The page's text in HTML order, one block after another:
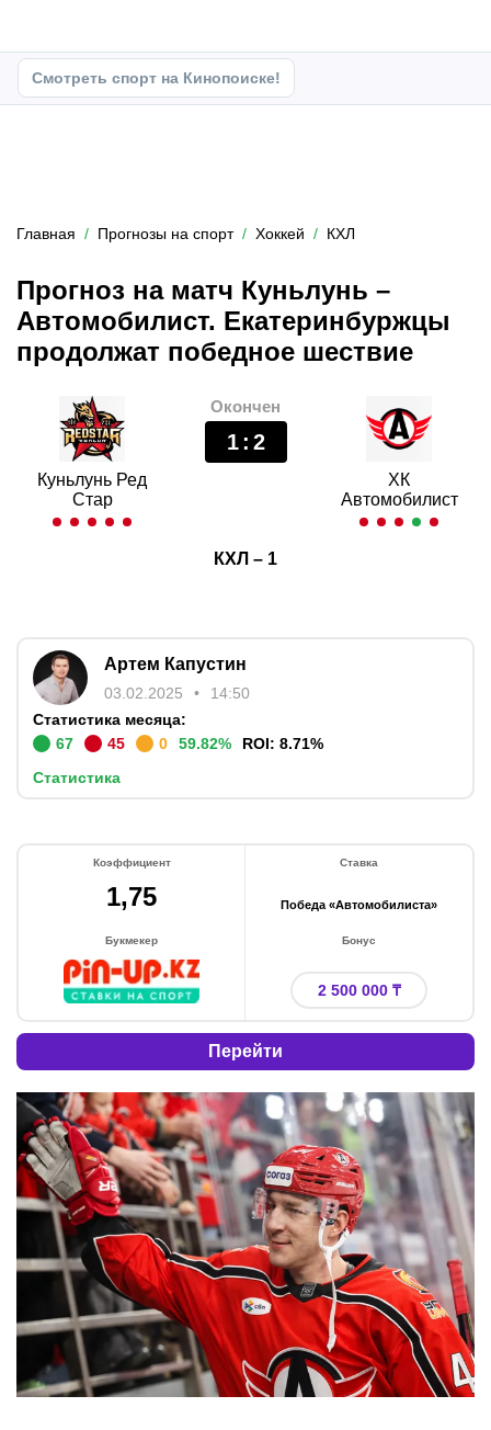
Смотреть спорт на Кинопоиске!
Главная Прогнозы на спорт Хоккей КХЛ
Прогноз на матч Куньлунь –
Автомобилист. Екатеринбуржцы
продолжат победное шествие
Куньлунь Ред
Стар
Окончен
1 : 2
ХК
Автомобилист
КХЛ – 1
Артем Капустин
03.02.2025
14:50
Статистика месяца:
67
45 0 59.82% ROI: 8.71%
Статистика
Коэффициент
1,75
Ставка
Победа «Автомобилиста»
Букмекер Бонус
2 500 000 ₸
Перейти